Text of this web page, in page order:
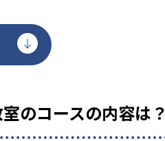
のコースの内容は？